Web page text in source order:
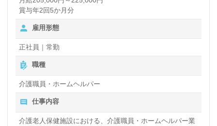
賞与年2回5か月分
雇用形態
正社員｜常勤
職種
介護職員・ホームヘルパー
仕事内容
介護老人保健施設における、介護職員・ホームヘルパー業